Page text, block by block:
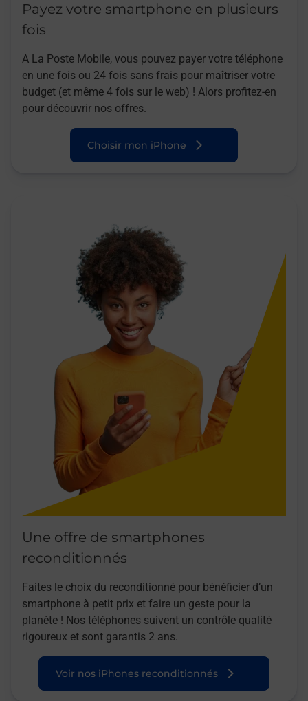
Payez votre smartphone en plusieurs
fois
A La Poste Mobile, vous pouvez payer votre téléphone
en une fois ou 24 fois sans frais pour maîtriser votre
budget (et même 4 fois sur le web) ! Alors profitez-en
pour découvrir nos offres.
Choisir mon iPhone
Une offre de smartphones
reconditionnés
Faites le choix du reconditionné pour bénéficier d’un
smartphone à petit prix et faire un geste pour la
planète ! Nos téléphones suivent un contrôle qualité
rigoureux et sont garantis 2 ans.
Voir nos iPhones reconditionnés